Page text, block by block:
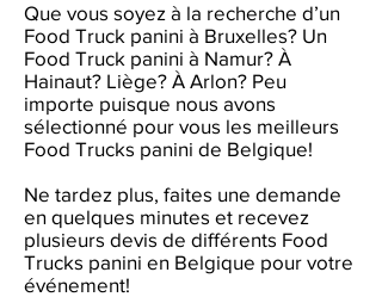
Que vous soyez à la recherche d’un
Food Truck panini à Bruxelles? Un
Food Truck panini à Namur? À
Hainaut? Liège? À Arlon? Peu
importe puisque nous avons
sélectionné pour vous les meilleurs
Food Trucks panini de Belgique!
Ne tardez plus, faites une demande
en quelques minutes et recevez
plusieurs devis de différents Food
Trucks panini en Belgique pour votre
événement!